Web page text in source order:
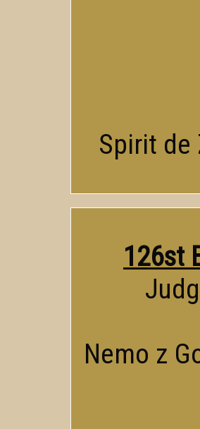
Spirit de
126st
Nemo z